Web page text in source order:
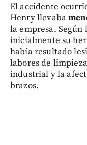
El accidente
Henry llevaba
la empresa.
inicialmente su
había resultado
labores de
industrial y la
brazos.